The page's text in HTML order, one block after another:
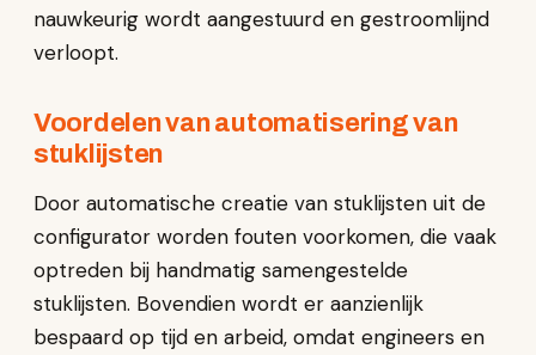
nauwkeurig wordt aangestuurd en gestroomlijnd
verloopt.
Voordelen van automatisering van
stuklijsten
Door automatische creatie van stuklijsten uit de
configurator worden fouten voorkomen, die vaak
optreden bij handmatig samengestelde
stuklijsten. Bovendien wordt er aanzienlijk
bespaard op tijd en arbeid, omdat engineers en